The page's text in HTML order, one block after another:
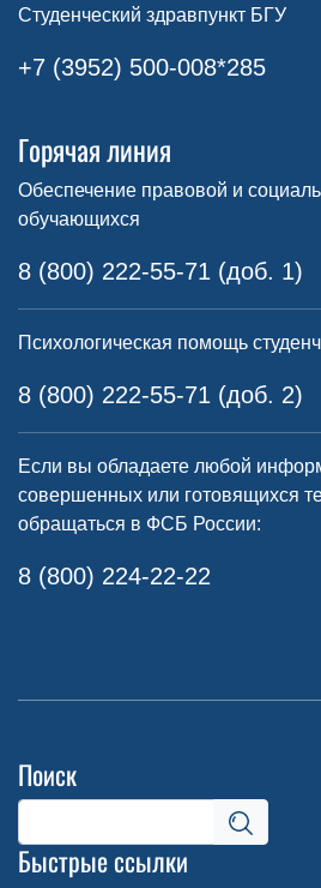
Студенческий здравпункт БГУ
+7 (3952) 500-008*285
Горячая линия
Обеспечение правовой и
обучающихся
8 (800) 222-55-71 (доб. 1)
Психологическая помощь
8 (800) 222-55-71 (доб. 2)
Если вы обладаете любой
совершенных или готовящихся
обращаться в ФСБ России:
8 (800) 224-22-22
Поиск
Быстрые ссылки